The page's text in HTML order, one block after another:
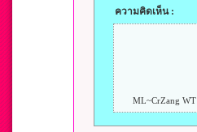
ความคิดเห็น :
ML~CrZang WT